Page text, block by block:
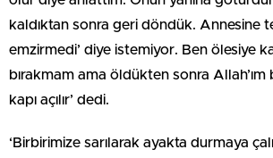
kaldıktan sonra geri döndük. Annesine
emzirmedi’ diye istemiyor. Ben ölesiye
bırakmam ama öldükten sonra
kapı açılır’ dedi.
‘Birbirimize sarılarak ayakta durmaya